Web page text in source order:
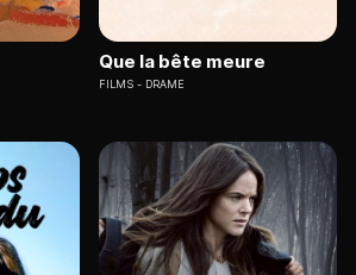
Que la bête meure
FILMS DRAME